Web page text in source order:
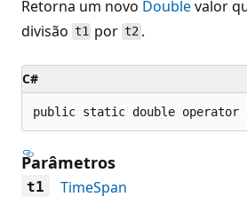
Retorna um novo Doublevalor
divisão t1 port2.
C#
public static double operator
Parâmetros
t1
TimeSpan